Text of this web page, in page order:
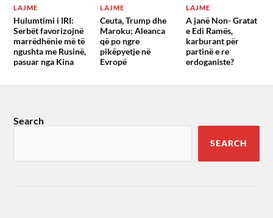
LAJME
Hulumtimi i IRI:
Serbët favorizojnë
marrëdhënie më të
ngushta me Rusinë,
pasuar nga Kina
LAJME
Ceuta, Trump dhe
Maroku; Aleanca
që po ngre
pikëpyetje në
Evropë
LAJME
A janë Non- Gratat
e Edi Ramës,
karburant për
partinë e re
erdoganiste?
Search
SEARCH